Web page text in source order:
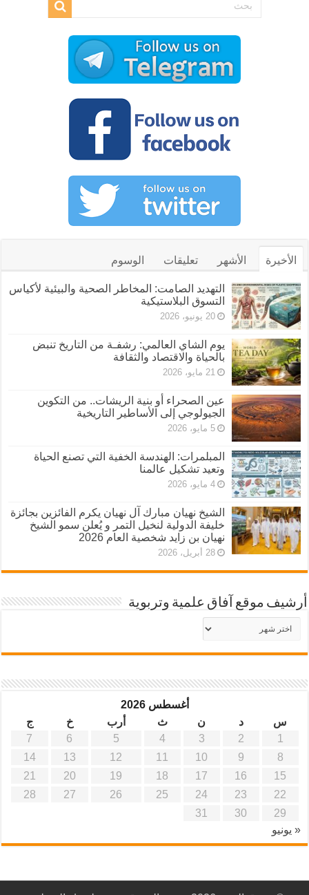
الأخيرة الأشهر تعليقات الوسوم
التهديد الصامت: المخاطر الصحية والبيئية لأكياس
التسوق البلاستيكية
20 يونيو، 2026
يوم الشاي العالمي: رشفـة من التاريخ تنبض
بالحياة والاقتصاد والثقافة
21 مايو، 2026
عين الصحراء أو بنية الريشات.. من التكوين
الجيولوجي إلى الأساطير التاريخية
5 مايو، 2026
المبلمرات: الهندسة الخفية التي تصنع الحياة
وتعيد تشكيل عالمنا
4 مايو، 2026
الشيخ نهيان مبارك آل نهيان يكرم الفائزين بجائزة
خليفة الدولية لنخيل التمر و يُعلن سمو الشيخ
نهيان بن زايد شخصية العام 2026
28 أبريل، 2026
أرشيف موقع آفاق علمية وتربوية
أرشيف
موقع
آفاق
أغسطس 2026
س
د ن ث أرب خ
ج
1
2
3
4
5
6
7
8
9
10
11
12
13
14
15
16
17
18
19
20
21
22
23
24
25
26
27
28
29
30
31
« يونيو